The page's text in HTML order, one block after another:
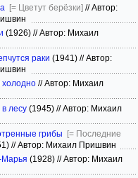
[= Цветут берёзки] //Автор:
(1926) //Автор: Михаил
раки (1941) //Автор:
//Автор: Михаил
лесу (1945) //Автор: Михаил
грибы [= Последние
//Автор: Михаил Пришвин
Марья (1928) //Автор: Михаил